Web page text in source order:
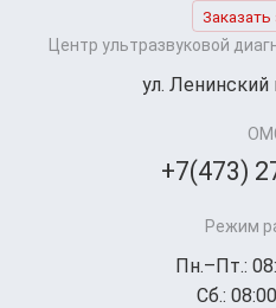
Центр ультразвуковой
ул. Ленинский
+7(473)
Режим
Пн.–Пт.:
Сб.: